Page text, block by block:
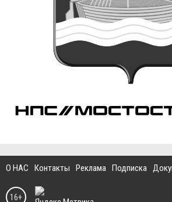
О НАС Контакты Реклама Подписка
16+